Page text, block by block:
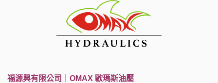
福源興有限公司｜OMAX 歐瑪斯油壓